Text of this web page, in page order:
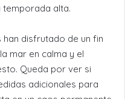
temporada alta.
disfrutado de un fin
mar en calma y el
Queda por ver si
adicionales para